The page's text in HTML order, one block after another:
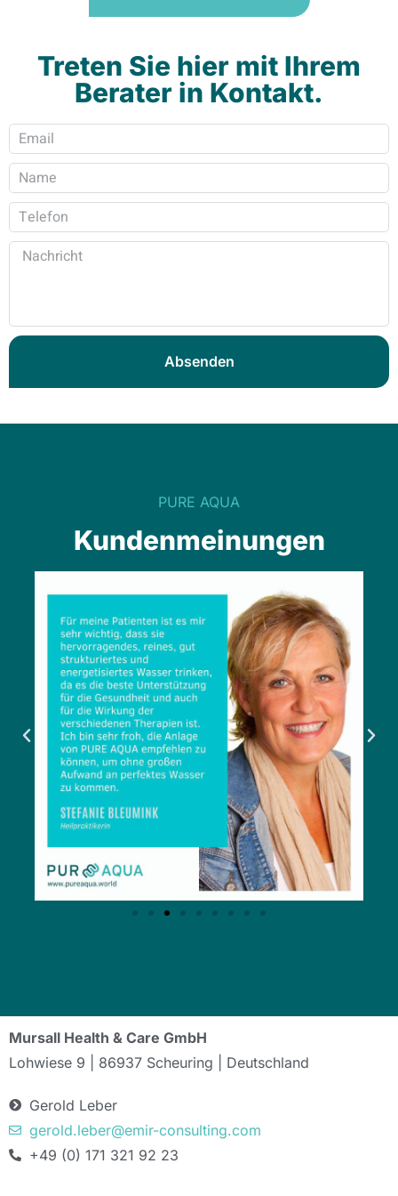
Treten Sie hier mit Ihrem
Berater in Kontakt.
Absenden
PURE AQUA
Kundenmeinungen
Mursall Health & Care GmbH
Lohwiese 9 | 86937 Scheuring | Deutschland
Gerold Leber
gerold.leber@emir-consulting.com
+49 (0) 171 321 92 23